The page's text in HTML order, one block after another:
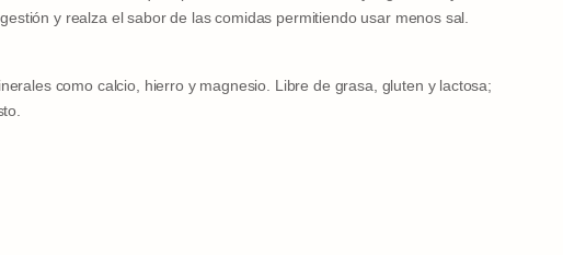
y realza el sabor de las comidas permitiendo usar menos sal.
como calcio, hierro y magnesio. Libre de grasa, gluten y lactosa;